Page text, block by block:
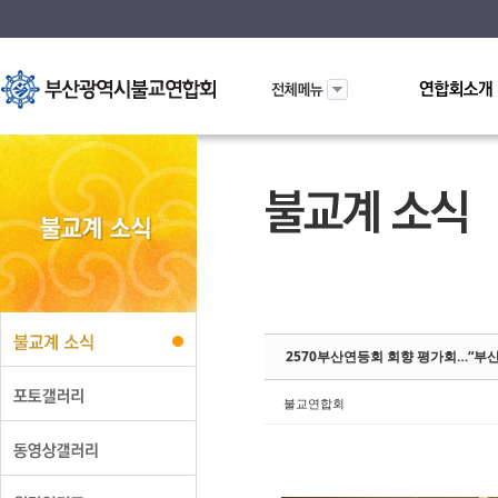
2570부산연등회 회향 평가회…“부
불교연합회
Sketchbook5,
Sketchbook5,